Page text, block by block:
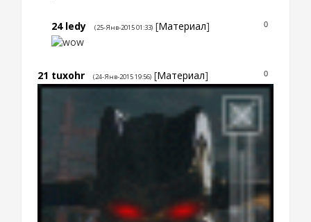
0
24 ledy (25-Янв-2015 01:33) [Материал]
0
21 tuxohr (24-Янв-2015 19:56) [Материал]